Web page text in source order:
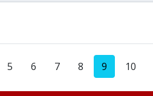
5 6 7 8 9 10